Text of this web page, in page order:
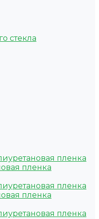
стекла
пленка
пленка
пленка
пленка
пленка